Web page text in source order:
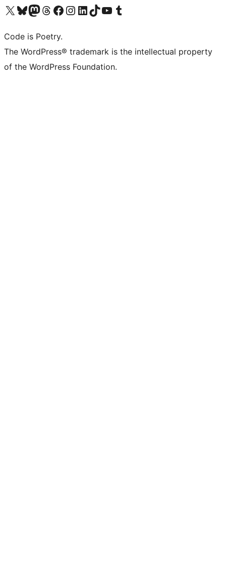
Visita il nostro account X (ex Twitter)
Visita il nostro account Bluesky
Visita il nostro account Mastodon
Visita il nostro account Threads
Visita la nostra pagina Facebook
Visita il nostro account Instagram
Visita il nostro account LinkedIn
Visita il nostro account TikTok
Visita il nostro canale YouTube
Visita il nostro account Tumblr
Code is Poetry.
The WordPress® trademark is the intellectual property
of the WordPress Foundation.